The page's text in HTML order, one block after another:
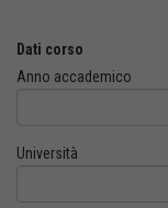
Dati corso
Anno accademico
Università